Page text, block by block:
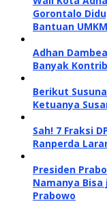
Gorontalo
Bantuan UMKM
Adhan
Banyak
Berikut
Ketuanya
Sah! 7 Fraksi
Ranperda
Presiden
Namanya
Prabowo